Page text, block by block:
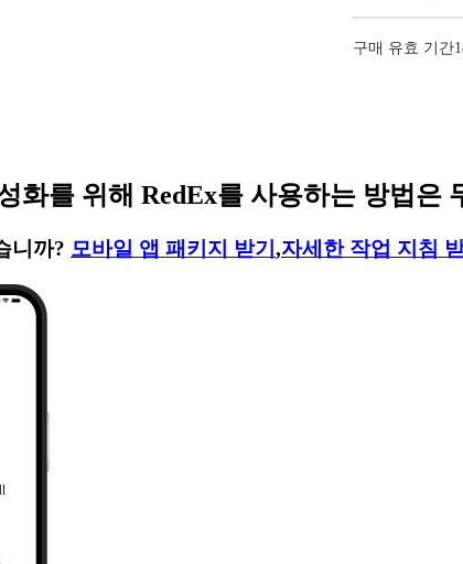
구매 유효 기간
화를 위해 RedEx를 사용하는 방법은
니까? 모바일 앱 패키지 받기 ,자세한 작업 지침 받